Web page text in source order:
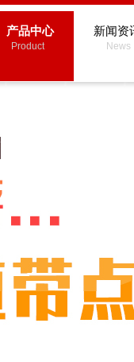
产品中心 新闻资